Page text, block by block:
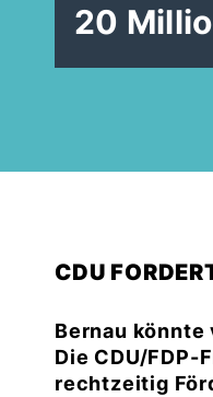
20
CDU
Bernau könnte
Die CDU/
rechtzeitig